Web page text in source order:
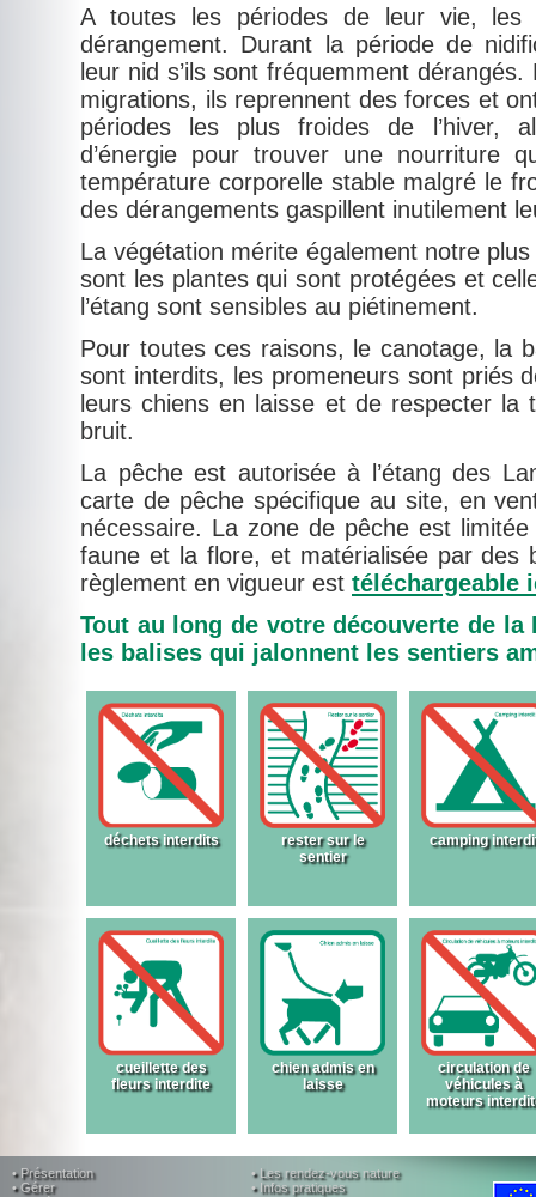
A toutes les périodes de leur vie, les
dérangement. Durant la période de
leur nid s’ils sont fréquemment
migrations, ils reprennent des forces et
périodes les plus froides de l’hiver,
d’énergie pour trouver une nourriture
température corporelle stable malgré le
des dérangements gaspillent inutilement
La végétation mérite également notre
sont les plantes qui sont protégées et
l’étang sont sensibles au piétinement.
Pour toutes ces raisons, le canotage, la
sont interdits, les promeneurs sont priés
leurs chiens en laisse et de respecter la
bruit.
La pêche est autorisée à l’étang des
carte de pêche spécifique au site, en
nécessaire. La zone de pêche est
faune et la flore, et matérialisée par des
règlement en vigueur est téléchargeable
Tout au long de votre découverte de la
les balises qui jalonnent les sentiers
déchets interdits
rester sur le
sentier
camping
cueillette des
fleurs interdite
chien admis en
laisse
circulation de
véhicules à
moteurs
• Présentation
• Gérer
• Les rendez-vous nature
• Infos pratiques